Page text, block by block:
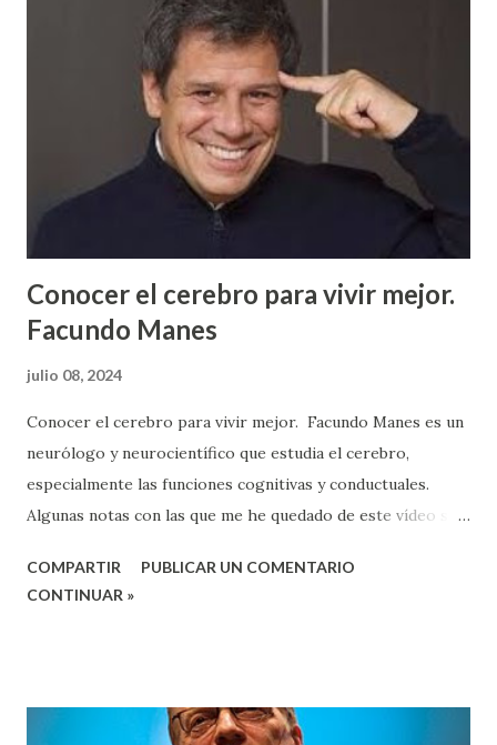
Conocer el cerebro para vivir mejor.
Facundo Manes
julio 08, 2024
Conocer el cerebro para vivir mejor. Facundo Manes es un
neurólogo y neurocientífico que estudia el cerebro,
especialmente las funciones cognitivas y conductuales.
Algunas notas con las que me he quedado de este vídeo son:
tener la autoestima necesaria para perseguir sus sueños y
entrar en un estado de flujo, ser altruista, disfrutar de
COMPARTIR
PUBLICAR UN COMENTARIO
CONTINUAR »